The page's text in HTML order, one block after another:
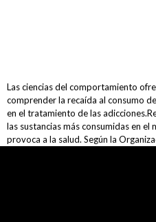
Las ciencias del comportamiento
comprender la recaída al consumo
en el tratamiento de las
las sustancias más consumidas en el
provoca a la salud. Según la